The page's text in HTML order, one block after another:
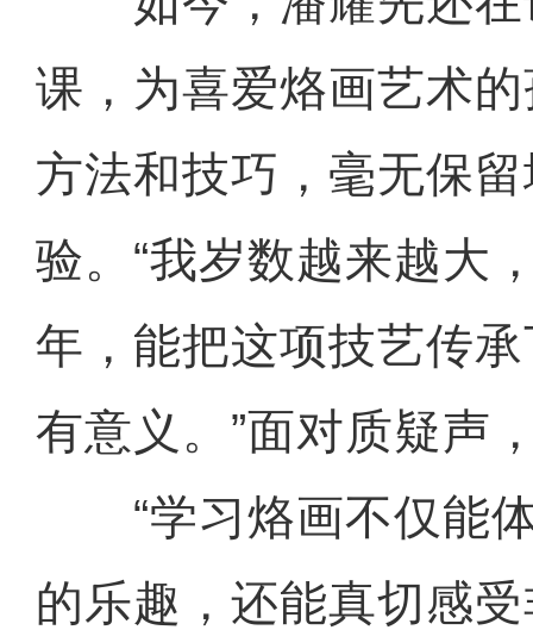
课，为喜爱烙画艺术
方法和技巧，毫无保
验。“我岁数越来越大
年，能把这项技艺传
有意义。”面对质疑声
“学习烙画不仅能体
的乐趣，还能真切感